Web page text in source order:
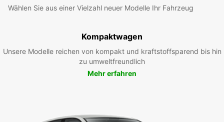
Wählen Sie aus einer Vielzahl neuer Modelle Ihr Fahrzeug
Kompaktwagen
Unsere Modelle reichen von kompakt und kraftstoffsparend bis hin
zu umweltfreundlich
Mehr erfahren